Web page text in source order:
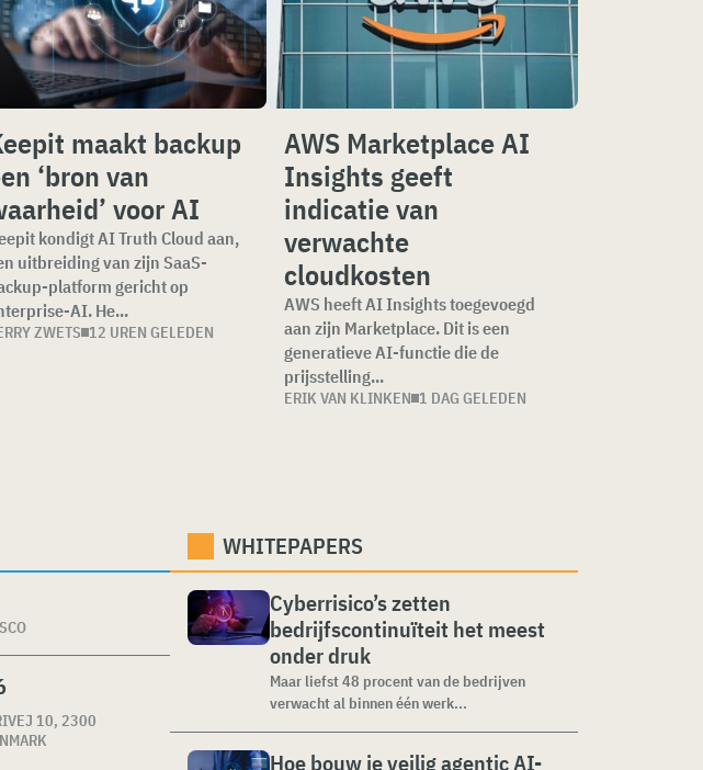
maakt backup
‘bron van
voor AI
kondigt AI Truth Cloud aan,
uitbreiding van zijn SaaS-
platform gericht op
AI. He...
ZWETS 12 UREN GELEDEN
AWS Marketplace AI
Insights geeft
indicatie van
verwachte
cloudkosten
AWS heeft AI Insights toegevoegd
aan zijn Marketplace. Dit is een
generatieve AI-functie die de
prijsstelling...
ERIK VAN KLINKEN 1 DAG GELEDEN
10, 2300
WHITEPAPERS
Cyberrisico’s zetten
bedrijfscontinuïteit het meest
onder druk
Maar liefst 48 procent van de bedrijven
verwacht al binnen één werk...
Hoe bouw je veilig agentic AI-